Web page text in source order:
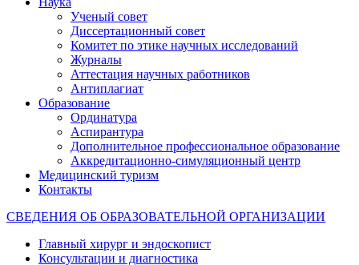
Ученый совет
Диссертационный совет
Комитет по этике научных исследований
Журналы
Аттестация научных работников
Антиплагиат
Образование
Ординатура
Аспирантура
Дополнительное профессиональное образование
Аккредитационно-симуляционный центр
Медицинский туризм
Контакты
СВЕДЕНИЯ ОБ ОБРАЗОВАТЕЛЬНОЙ ОРГАНИЗАЦИИ
Главный хирург и эндоскопист
Консультации и диагностика